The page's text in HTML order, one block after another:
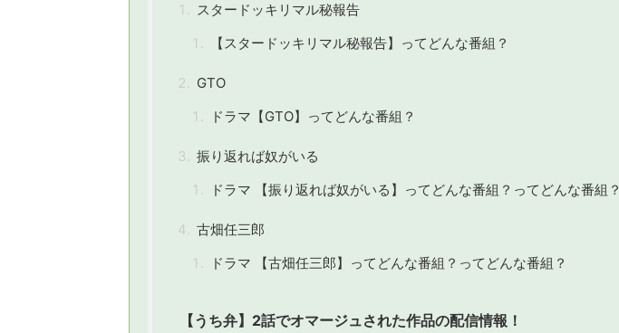
スタードッキリマル秘報告
【スタードッキリマル秘報告】ってどんな番組？
GTO
ドラマ【GTO】ってどんな番組？
振り返れば奴がいる
ドラマ 【振り返れば奴がいる】ってどんな番組？ってどんな番組？
古畑任三郎
ドラマ 【古畑任三郎】ってどんな番組？ってどんな番組？
【うち弁】2話でオマージュされた作品の配信情報！